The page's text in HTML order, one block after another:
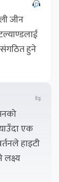
जीन
हुने
⇆
एक
हाइटी
लक्ष्य